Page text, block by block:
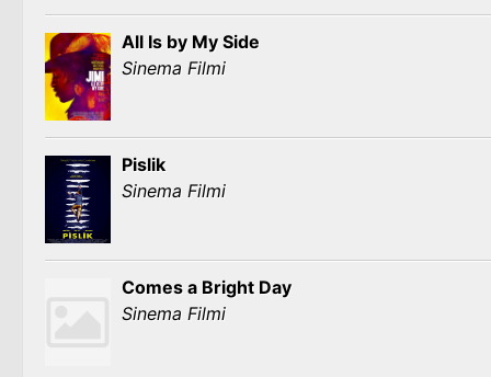
All Is by My Side
Sinema Filmi
Pislik
Sinema Filmi
Comes a Bright Day
Sinema Filmi